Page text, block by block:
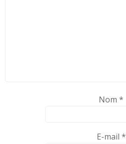
Nom *
E-mail *